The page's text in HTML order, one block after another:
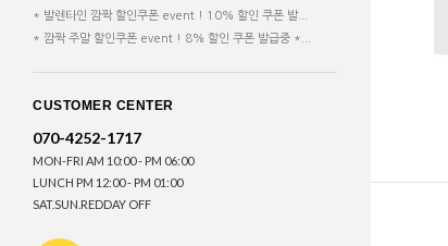
* 발렌타인 깜짝 할인쿠폰 event ! 10% 할인 쿠폰 발...
* 깜짝 주말 할인쿠폰 event ! 8% 할인 쿠폰 발급중 *...
CUSTOMER CENTER
070-4252-1717
MON-FRI AM 10:00 - PM 06:00
LUNCH PM 12:00 - PM 01:00
SAT.SUN.REDDAY OFF